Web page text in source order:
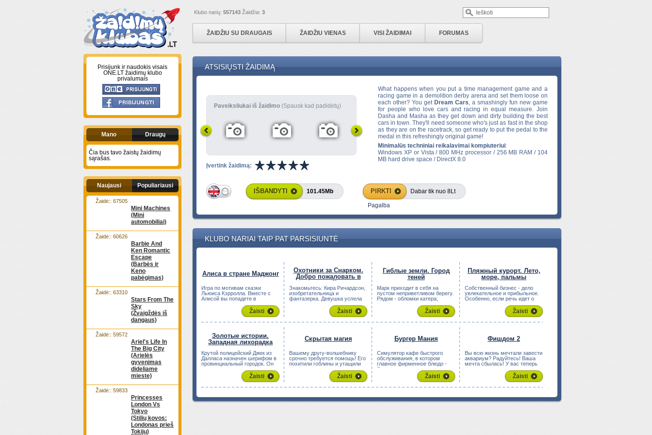
Klubo narių: 557143 Žaidžia: 3
ŽAIDŽIU SU DRAUGAIS ŽAIDŽIU VIENAS VISI ŽAIDIMAI FORUMAS
Prisijunk ir naudokis visais
ONE.LT žaidimų klubo
privalumais
Mano Draugų
Čia bus tavo žaistų žaidimų
sąrašas.
Naujausi Populiariausi
Mini Machines
(Mini
automobiliai)
Žaidė:: 67505
Barbie And
Ken Romantic
Escape
(Barbės ir
Keno
pabėgimas)
Žaidė:: 60626
Stars From The
Sky
(Žvaigždės iš
dangaus)
Žaidė:: 63310
Ariel's Life In
The Big City
(Arielės
gyvenimas
dideliame
mieste)
Žaidė:: 59572
Princesses
London Vs
Tokyo
(Stilių kovos:
Londonas prieš
Tokijų)
Žaidė:: 59833
ATSISIŲSTI ŽAIDIMĄ
Paveiksliukai iš žaidimo (Spausk kad padidėtų)
Įvertink žaidimą:
What happens when you put a time management game and a
racing game in a demolition derby arena and set them loose on
each other? You get Dream Cars, a smashingly fun new game
for people who love cars and racing in equal measure. Join
Dasha and Masha as they get down and dirty building the best
cars in town. They'll need someone who's just as fast in the shop
as they are on the racetrack, so get ready to put the pedal to the
medal in this refreshingly original game!
Minimalūs techniniai reikalavimai kompiuteriui:
Windows XP or Vista / 800 MHz processor / 256 MB RAM / 104
MB hard drive space / DirectX 8.0
IŠBANDYTI 101.45Mb PIRKTI Dabar tik nuo 8Lt
Pagalba
KLUBO NARIAI TAIP PAT PARSISIUNTĖ
Алиса в стране Маджонг
Игра по мотивам сказки
Льюиса Кэрролла. Вместе с
Алисой вы попадете в
Žaisti
Охотники за Снарком.
Добро пожаловать в
клуб!
Знакомьтесь: Кира Ричардсон,
изобретательница и
фантазерка. Девушка успела
Žaisti
Гиблые земли. Город
теней
Марк приходит в себя на
пустом неприветливом берегу.
Рядом - обломки катера,
Žaisti
Пляжный курорт. Лето,
море, пальмы
Собственный бизнес - дело
увлекательное и прибыльное.
Особенно, если речь идет о
Žaisti
Золотые истории.
Западная лихорадка
Крутой полицейский Джек из
Далласа назначен шерифом в
провинциальный городок. Он
Žaisti
Скрытая магия
Вашему другу-волшебнику
срочно требуется помощь! Его
похитили гоблины и утащили
Žaisti
Бургер Мания
Симулятор кафе быстрого
обслуживания, в котором
главное фирменное блюдо -
бургеры: с сы...
Žaisti
Фишдом 2
Вы всю жизнь мечтали завести
аквариум? Радуйтесь! Ваша
мечта сбылась! У вас теперь
Žaisti